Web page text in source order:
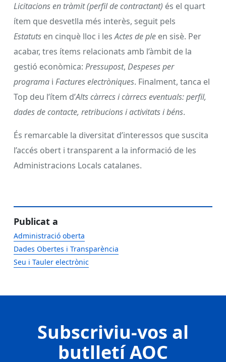
Licitacions en tràmit (perfil de contractant) és el quart
ítem que desvetlla més interès, seguit pels
Estatuts en cinquè lloc i lesActes de ple en sisè. Per
acabar, tres ítems relacionats amb l’àmbit de la
gestió econòmica: Pressupost, Despeses per
programa i Factures electròniques. Finalment, tanca el
Top deu l’ítem d’Alts càrrecs i càrrecs eventuals: perfil,
dades de contacte, retribucions i activitats i béns.
És remarcable la diversitat d’interessos que suscita
l’accés obert i transparent a la informació de les
Administracions Locals catalanes.
Publicat a
Administració oberta
Dades Obertes i Transparència
Seu i Tauler electrònic
Subscriviu-vos al
butlletí AOC